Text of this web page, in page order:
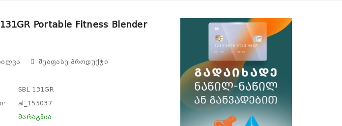
Portable Fitness Blender
Შეაფასე Პროდუქტი
SBL 131GR
al_155037
მარაგშია